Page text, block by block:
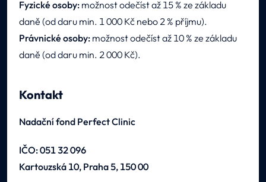
Fyzické osoby: možnost odečíst až 15 % ze základu
daně (od daru min. 1 000 Kč nebo 2 % příjmu).
Právnické osoby: možnost odečíst až 10 % ze základu
daně (od daru min. 2 000 Kč).
Kontakt
Nadační fond Perfect Clinic
IČO: 051 32 096
Kartouzská 10, Praha 5, 150 00